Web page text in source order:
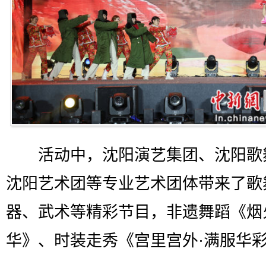
活动中，沈阳演艺集团、沈阳歌
沈阳艺术团等专业艺术团体带来了
器、武术等精彩节目，非遗舞蹈《
华》、时装走秀《宫里宫外·满服华